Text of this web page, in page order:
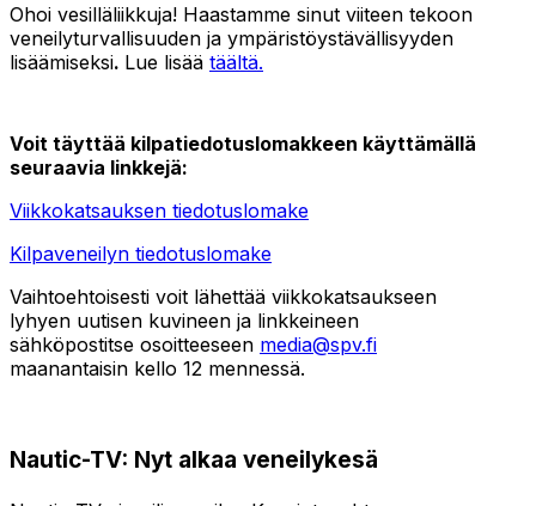
Ohoi vesilläliikkuja! Haastamme sinut viiteen tekoon
veneilyturvallisuuden ja ympäristöystävällisyyden
lisäämiseksi. Lue lisää täältä.
Voit täyttää kilpatiedotuslomakkeen käyttämällä
seuraavia linkkejä:
Viikkokatsauksen tiedotuslomake
Kilpaveneilyn tiedotuslomake
Vaihtoehtoisesti voit lähettää viikkokatsaukseen
lyhyen uutisen kuvineen ja linkkeineen
sähköpostitse osoitteeseen media@spv.fi
maanantaisin kello 12 mennessä.
Nautic-TV: Nyt alkaa veneilykesä